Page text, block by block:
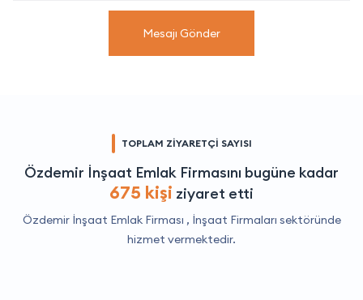
Mesajı Gönder
TOPLAM ZİYARETÇİ SAYISI
Özdemir İnşaat Emlak Firmasını bugüne kadar
675 kişi ziyaret etti
Özdemir İnşaat Emlak Firması , İnşaat Firmaları sektöründe
hizmet vermektedir.